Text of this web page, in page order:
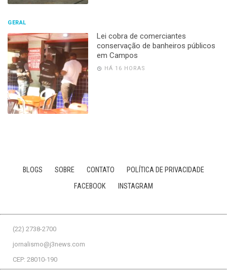
GERAL
Lei cobra de comerciantes
conservação de banheiros públicos
em Campos
HÁ 16 HORAS
BLOGS SOBRE CONTATO
POLÍTICA DE PRIVACIDADE
FACEBOOK
INSTAGRAM
(22) 2738-2700
jornalismo@j3news.com
CEP: 28010-190